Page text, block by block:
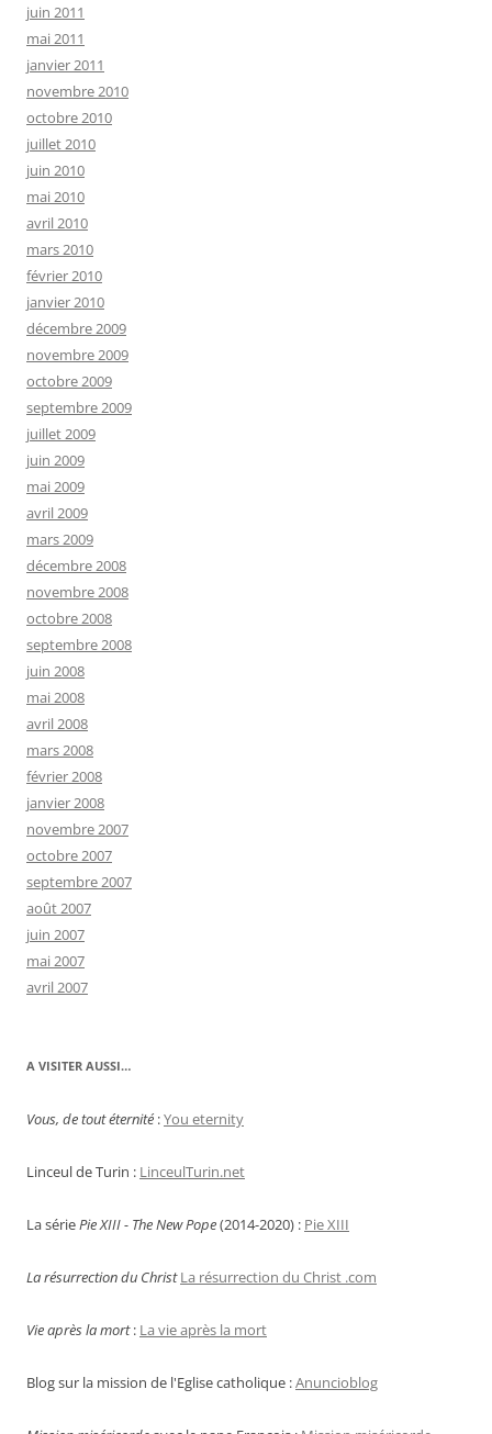
juin 2011
mai 2011
janvier 2011
novembre 2010
octobre 2010
juillet 2010
juin 2010
mai 2010
avril 2010
mars 2010
février 2010
janvier 2010
décembre 2009
novembre 2009
octobre 2009
septembre 2009
juillet 2009
juin 2009
mai 2009
avril 2009
mars 2009
décembre 2008
novembre 2008
octobre 2008
septembre 2008
juin 2008
mai 2008
avril 2008
mars 2008
février 2008
janvier 2008
novembre 2007
octobre 2007
septembre 2007
août 2007
juin 2007
mai 2007
avril 2007
A VISITER AUSSI…
Vous, de tout éternité :You eternity
Linceul de Turin : LinceulTurin.net
La sériePie XIII - The New Pope(2014-2020) : Pie XIII
La résurrection du Christ La résurrection du Christ .com
Vie après la mort: La vie après la mort
Blog sur la mission de l'Eglise catholique :Anuncioblog